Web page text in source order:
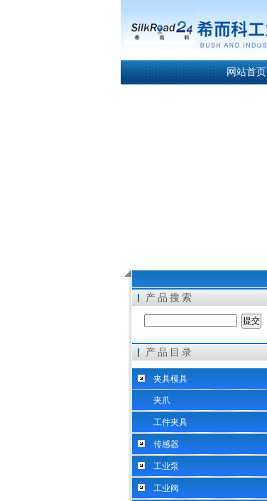
希而科工业控制设备（上海）有限公司
网站首页
产品搜索
产品目录
夹具模具
夹爪
工件夹具
传感器
工业泵
工业阀